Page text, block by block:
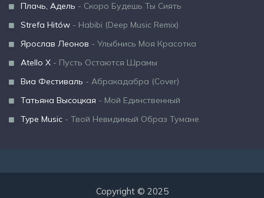
Плачь, Адель - Скоро Будешь Ты Сиять
Strefa Hitów - Habibi (Deep Music Remix)
Ярослав Леонов - Улыбнись Моя Красотка
Atello X - Пусть Остаются Шрамы
Виа Фестиваль - Абракадабра (Cover)
Татьяна Высоцкая - Мой Единственный
Type Music - Твой Невидимый Образ Тумане
Copyright © 2025